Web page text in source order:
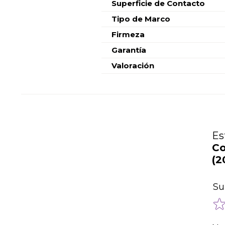
Superficie de Contacto
Tipo de Marco
Firmeza
Garantía
Valoración